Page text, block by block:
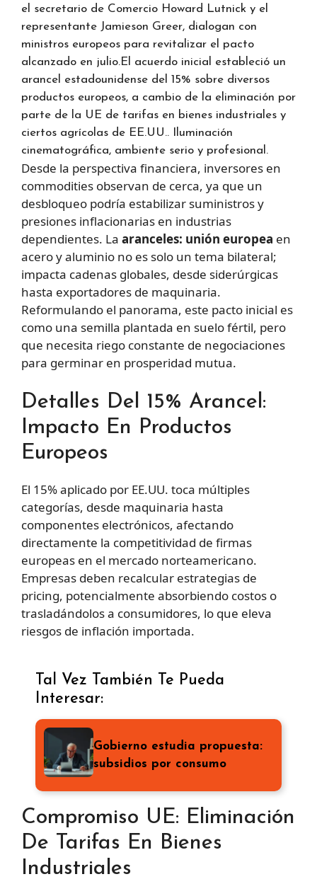
el secretario de Comercio Howard Lutnick y el
representante Jamieson Greer, dialogan con
ministros europeos para revitalizar el pacto
alcanzado en julio.El acuerdo inicial estableció un
arancel estadounidense del 15% sobre diversos
productos europeos, a cambio de la eliminación por
parte de la UE de tarifas en bienes industriales y
ciertos agrícolas de EE.UU.. Iluminación
cinematográfica, ambiente serio y profesional.
Desde la perspectiva financiera, inversores en
commodities observan de cerca, ya que un
desbloqueo podría estabilizar suministros y
presiones inflacionarias en industrias
dependientes. La aranceles: unión europea en
acero y aluminio no es solo un tema bilateral;
impacta cadenas globales, desde siderúrgicas
hasta exportadores de maquinaria.
Reformulando el panorama, este pacto inicial es
como una semilla plantada en suelo fértil, pero
que necesita riego constante de negociaciones
para germinar en prosperidad mutua.
Detalles Del 15% Arancel:
Impacto En Productos
Europeos
El 15% aplicado por EE.UU. toca múltiples
categorías, desde maquinaria hasta
componentes electrónicos, afectando
directamente la competitividad de firmas
europeas en el mercado norteamericano.
Empresas deben recalcular estrategias de
pricing, potencialmente absorbiendo costos o
trasladándolos a consumidores, lo que eleva
riesgos de inflación importada.
Tal Vez También Te Pueda
Interesar:
Gobierno estudia propuesta:
subsidios por consumo
Compromiso UE: Eliminación
De Tarifas En Bienes
Industriales